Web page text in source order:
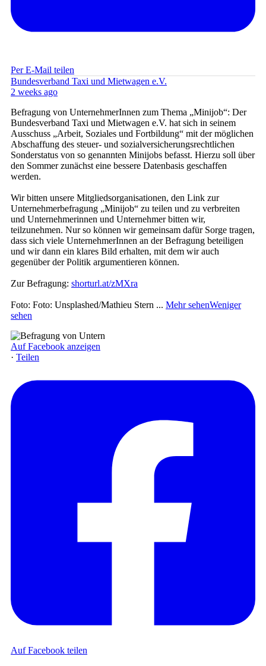
Per E-Mail teilen
Bundesverband Taxi und Mietwagen e.V.
2 weeks ago
Befragung von UnternehmerInnen zum Thema „Minijob“: Der
Bundesverband Taxi und Mietwagen e.V. hat sich in seinem
Ausschuss „Arbeit, Soziales und Fortbildung“ mit der möglichen
Abschaffung des steuer- und sozialversicherungsrechtlichen
Sonderstatus von so genannten Minijobs befasst. Hierzu soll über
den Sommer zunächst eine bessere Datenbasis geschaffen
werden.
Wir bitten unsere Mitgliedsorganisationen, den Link zur
Unternehmerbefragung „Minijob“ zu teilen und zu verbreiten
und Unternehmerinnen und Unternehmer bitten wir,
teilzunehmen. Nur so können wir gemeinsam dafür Sorge tragen,
dass sich viele UnternehmerInnen an der Befragung beteiligen
und wir dann ein klares Bild erhalten, mit dem wir auch
gegenüber der Politik argumentieren können.
Zur Befragung: shorturl.at/zMXra
Foto: Foto: Unsplashed/Mathieu Stern ... Mehr sehenWeniger
sehen
Auf Facebook anzeigen
· Teilen
Auf Facebook teilen